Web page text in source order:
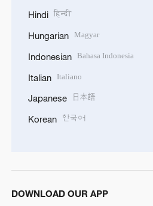
Hindi हिन्दी
Hungarian Magyar
Indonesian Bahasa Indonesia
Italian Italiano
Japanese 日本語
Korean 한국어
DOWNLOAD OUR APP